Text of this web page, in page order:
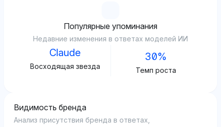
Популярные упоминания
Недавние изменения в ответах моделей ИИ
Claude
Восходящая звезда
30%
Темп роста
Видимость бренда
Анализ присутствия бренда в ответах,